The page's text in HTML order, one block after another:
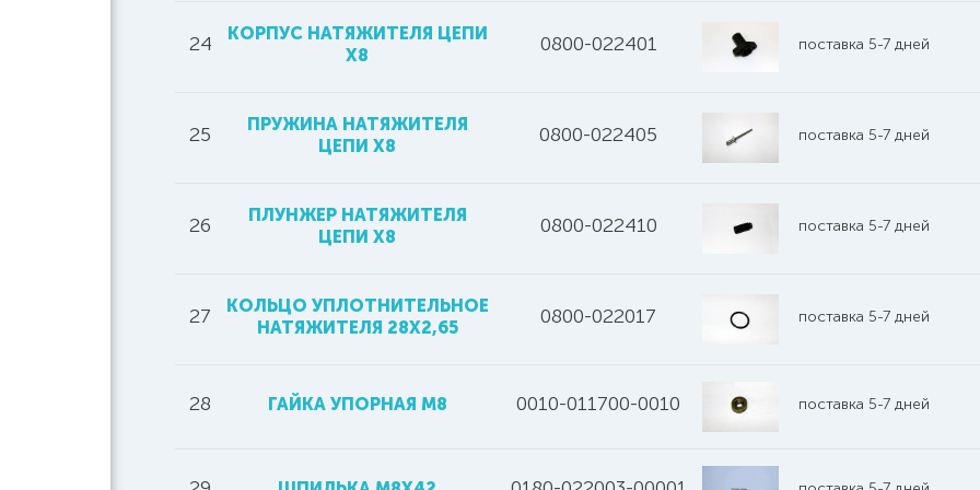
24
КОРПУС НАТЯЖИТЕЛЯ ЦЕПИ
Х8
0800-022401 поставка 5-7 дней
25
ПРУЖИНА НАТЯЖИТЕЛЯ
ЦЕПИ Х8
0800-022405 поставка 5-7 дней
26
ПЛУНЖЕР НАТЯЖИТЕЛЯ
ЦЕПИ Х8
0800-022410 поставка 5-7 дней
27
КОЛЬЦО УПЛОТНИТЕЛЬНОЕ
НАТЯЖИТЕЛЯ 28Х2,65
0800-022017 поставка 5-7 дней
28 ГАЙКА УПОРНАЯ М8 0010-011700-0010 поставка 5-7 дней